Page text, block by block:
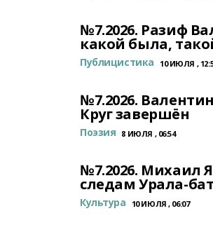
№7.2026. Разиф
какой была,
Публицистика 10 ИЮЛЯ ,
№7.2026.
Круг завершён
Поэзия 8 ИЮЛЯ , 06:54
№7.2026. Михаил
следам Урала-
Культура 10 ИЮЛЯ , 06:07